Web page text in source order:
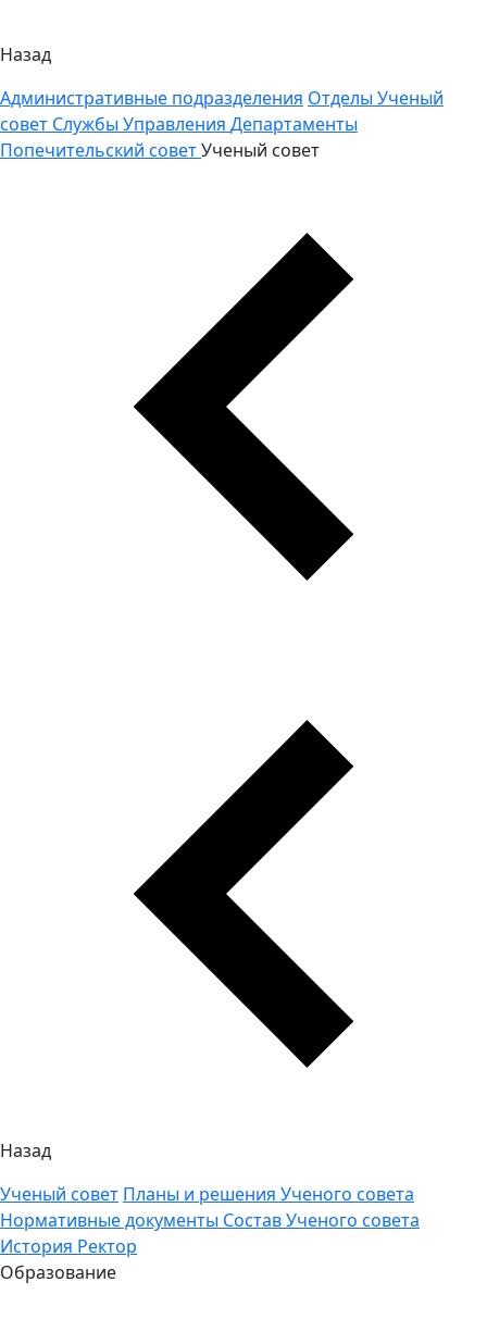
Назад
Административные подразделения Отделы Ученый
совет Службы Управления Департаменты
Попечительский советУченый совет
Назад
Ученый совет Планы и решения Ученого совета
Нормативные документы Состав Ученого совета
История Ректор
Образование